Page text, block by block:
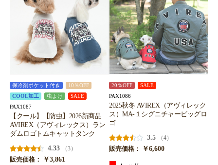
保冷剤ポケット付き
10％OFF
COOL加工
虫よけ SALE
PAX1087
【クール】【防虫】2026新商品
AVIREX（アヴィレックス）ラン
ダムロゴトムキャットタンク
4.33
（3）
販売価格：
￥3,861
20％OFF SALE
PAX1086
2025秋冬 AVIREX（アヴィレック
ス）MA-１シグニチャービッグロ
ゴ
3.5
（4）
販売価格：
￥6,600